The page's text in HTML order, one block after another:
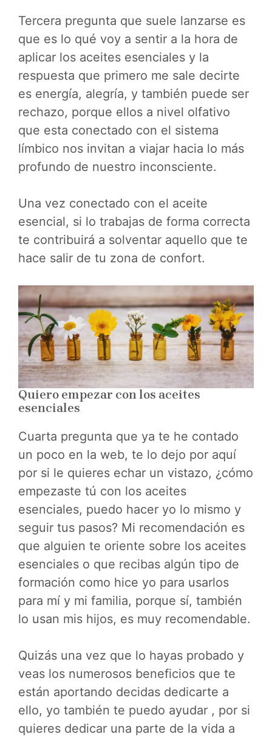
Tercera pregunta que suele lanzarse es
que es lo qué voy a sentir a la hora de
aplicar los aceites esenciales y la
respuesta que primero me sale decirte
es energía, alegría, y también puede ser
rechazo, porque ellos a nivel olfativo
que esta conectado con el sistema
límbico nos invitan a viajar hacia lo más
profundo de nuestro inconsciente.
Una vez conectado con el aceite
esencial, si lo trabajas de forma correcta
te contribuirá a solventar aquello que te
hace salir de tu zona de confort.
Quiero empezar con los aceites
esenciales
Cuarta pregunta que ya te he contado
un poco en la web, te lo dejo por aquí
por si le quieres echar un vistazo, ¿cómo
empezaste tú con los aceites
esenciales, puedo hacer yo lo mismo y
seguir tus pasos? Mi recomendación es
que alguien te oriente sobre los aceites
esenciales o que recibas algún tipo de
formación como hice yo para usarlos
para mí y mi familia, porque sí, también
lo usan mis hijos, es muy recomendable.
Quizás una vez que lo hayas probado y
veas los numerosos beneficios que te
están aportando decidas dedicarte a
ello, yo también te puedo ayudar , por si
quieres dedicar una parte de la vida a